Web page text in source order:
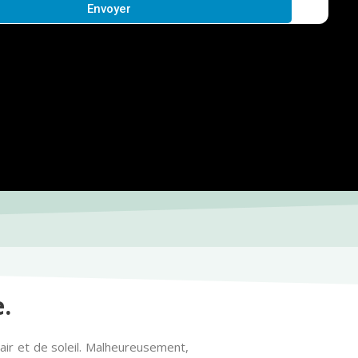
Envoyer
et de soleil. Malheureusement,